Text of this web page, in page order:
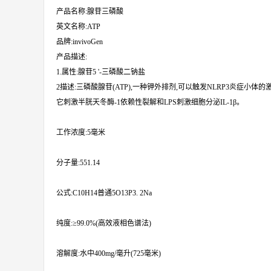
产品名称:腺苷三磷酸
英文名称:ATP
品牌:invivoGen
产品描述:
1.属性:腺苷5 '-三磷酸二钠盐
2描述:三磷酸腺苷(ATP),一种钾外排剂,可以触发NLRP3炎症小体的
它刺激半胱天冬酶-1依赖性裂解和LPS刺激细胞分泌IL-1β。
工作浓度:5毫米
分子量:551.14
公式:C10H14普通5O13P3. 2Na
纯度:≥99.0%(高效液相色谱法)
溶解度:水中400mg/毫升(725毫米)